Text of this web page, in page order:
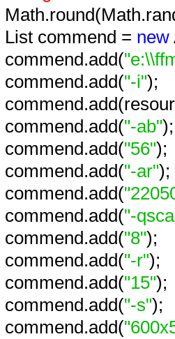
List commend = new
commend.add(
commend.add("-i");
commend.add("-ab");
commend.add("56");
commend.add("-ar");
commend.add(
commend.add("-
commend.add("8");
commend.add("-r");
commend.add("15");
commend.add("-s");
commend.add(